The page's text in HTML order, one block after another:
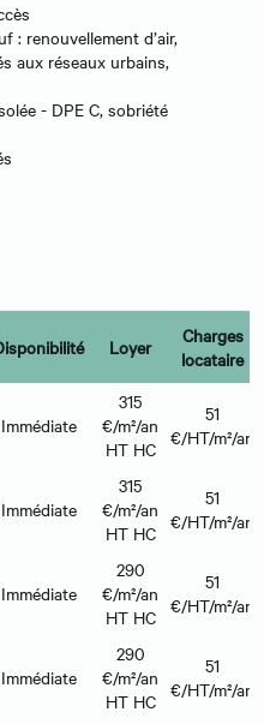
: renouvellement d’air,
aux réseaux urbains,
- DPE C, sobriété
Loyer
Charges
locataire
Immédiate
315
€/m²/an
HT HC
51
€/HT/m²/an
Immédiate
315
€/m²/an
HT HC
51
€/HT/m²/an
Immédiate
290
€/m²/an
HT HC
51
€/HT/m²/an
Immédiate
290
€/m²/an
HT HC
51
€/HT/m²/an